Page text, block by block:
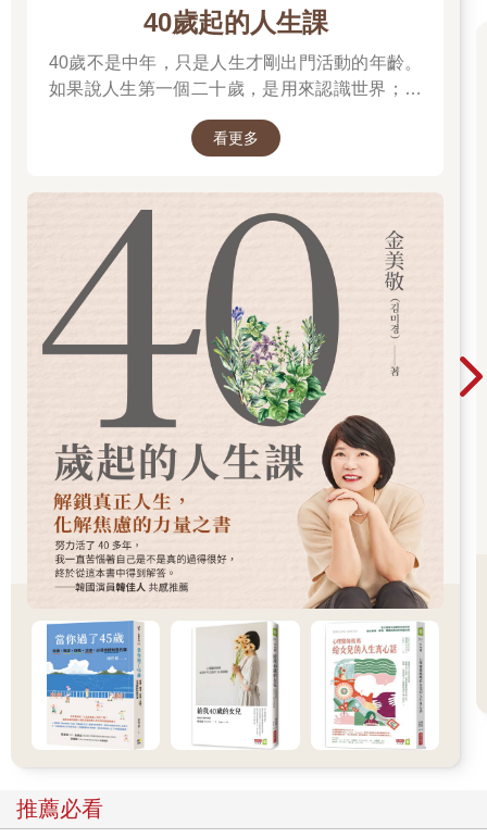
粉筆白，所以只要電視打開，整個空間會像自動販賣機一樣煥發
我發現芬奇昏睡其中一個螢光橘的懶骨頭沙發上，那是安送給我
累，一旦他睡著，想再叫醒他是沒用的。我關掉燈，聆聽他呼
吸。浴室傳來潑水的輕響。我趕緊跑過去，發現克蘿伊至少把三
「克蘿伊。」我氣急敗壞喊她。
蜂蜜般的眼眸看向我，對著我笑。
「來。」我說。我抱起她，脫光她的小衣服，把她放進溫熱的水
裡。我很冷，於是決定和她一起泡進浴缸。我把茶杯組和一個大
大的蛋頭先生交給她。她一杯接一杯往蛋頭裡舀水，看著蛋頭歪
向一邊，然後沉進浴缸。我很訝異它載浮載沉了一會兒還是沉了
下去。我撿起蛋頭先生倒光裡面的水。我抓起在生機食品店買的
一塊天價無防腐劑肥皂，聞起來有柑橘香。我替她的身體和她的
小光頭打上肥皂，她扭來扭去抵抗。
「媽媽。」她說。「不不不不不。」天啊，她就算哀聲抱怨也好
「快好了，小乖。」我往她的耳朵抹上肥皂。
「不不不不不。」她猛拍我的手。
我替她沖乾淨，然後吻了吻她的頭。
「好了，小可愛。」
喜歡的青蛙浴巾。附有小帽子的淺綠色毛巾布，帽子上有一對驚
奇的棕色眼睛，如果把毛巾從頭套到腳，帽子正好能遮住她的
40歲起的人生課
40歲不是中年，只是人生才剛出門活動的年齡。
如果說人生第一個二十歲，是用來認識世界；人
看更多
推薦必看